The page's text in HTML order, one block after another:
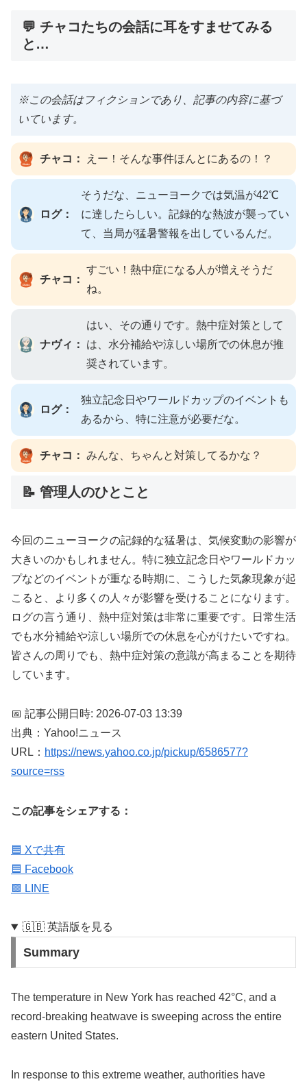
💬 チャコたちの会話に耳をすませてみる
と…
※この会話はフィクションであり、記事の内容に基づ
いています。
チャコ： えー！そんな事件ほんとにあるの！？
ログ：
そうだな、ニューヨークでは気温が42℃
に達したらしい。記録的な熱波が襲ってい
て、当局が猛暑警報を出しているんだ。
チャコ：
すごい！熱中症になる人が増えそうだ
ね。
ナヴィ：
はい、その通りです。熱中症対策として
は、水分補給や涼しい場所での休息が推
奨されています。
ログ：
独立記念日やワールドカップのイベントも
あるから、特に注意が必要だな。
チャコ： みんな、ちゃんと対策してるかな？
📝 管理人のひとこと
今回のニューヨークの記録的な猛暑は、気候変動の影響が
大きいのかもしれません。特に独立記念日やワールドカッ
プなどのイベントが重なる時期に、こうした気象現象が起
こると、より多くの人々が影響を受けることになります。
ログの言う通り、熱中症対策は非常に重要です。日常生活
でも水分補給や涼しい場所での休息を心がけたいですね。
皆さんの周りでも、熱中症対策の意識が高まることを期待
しています。
📅 記事公開日時: 2026-07-03 13:39
出典：Yahoo!ニュース
URL： https://news.yahoo.co.jp/pickup/6586577?
source=rss
この記事をシェアする：
🟦 Xで共有
🟦 Facebook
🟩 LINE
🇬🇧 英語版を見る
Summary
The temperature in New York has reached 42°C, and a
record-breaking heatwave is sweeping across the entire
eastern United States.
In response to this extreme weather, authorities have